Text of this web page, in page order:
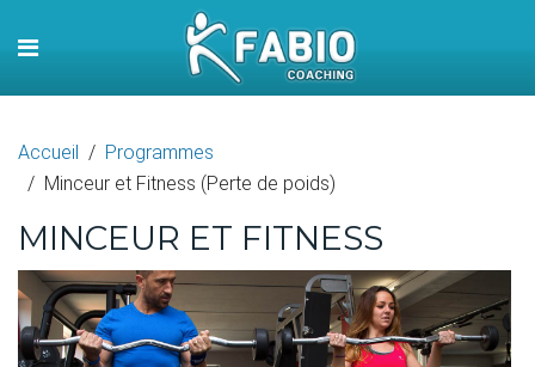
Accueil
Programmes
Minceur et Fitness (Perte de poids)
MINCEUR ET FITNESS